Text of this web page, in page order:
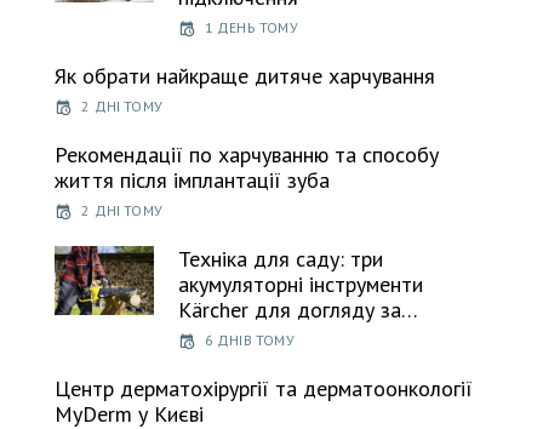
1 ДЕНЬ ТОМУ
Як обрати найкраще дитяче харчування
2 ДНІ ТОМУ
Рекомендації по харчуванню та способу
життя після імплантації зуба
2 ДНІ ТОМУ
Техніка для саду: три
акумуляторні інструменти
Kärcher для догляду за…
6 ДНІВ ТОМУ
Центр дерматохірургії та дерматоонкології
MyDerm у Києві